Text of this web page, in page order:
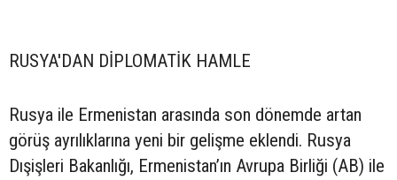
RUSYA'DAN DİPLOMATİK HAMLE
Rusya ile Ermenistan arasında son dönemde artan
görüş ayrılıklarına yeni bir gelişme eklendi. Rusya
Dışişleri Bakanlığı, Ermenistan’ın Avrupa Birliği (AB) ile